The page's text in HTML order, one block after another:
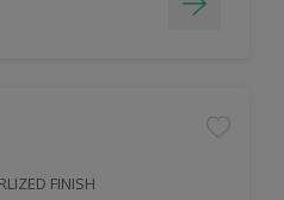
FINISH